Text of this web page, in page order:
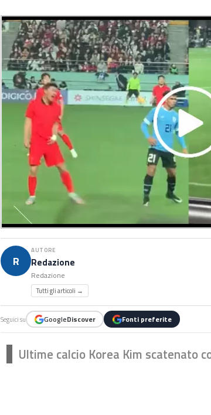
R
AUTORE
Redazione
Redazione
Tutti gli articoli →
Seguici su GoogleDiscover Fonti preferite
Ultime calcio Korea Kim scatenato